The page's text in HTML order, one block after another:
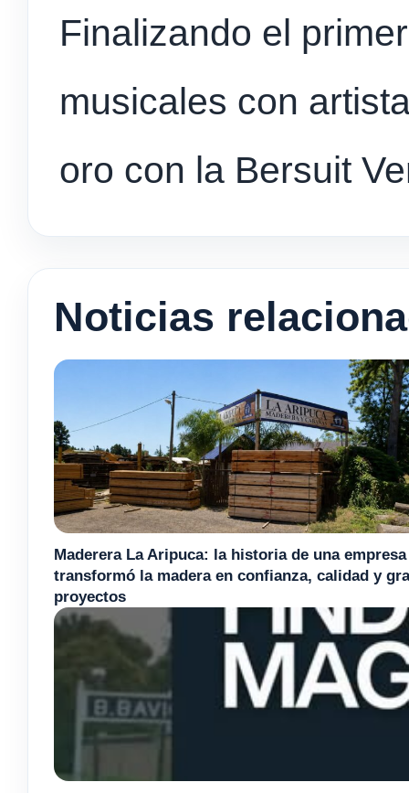
Finalizando el
musicales con
oro con la Bersuit
Noticias
Maderera La Aripuca: la historia de una
transformó la madera en confianza, calidad y
proyectos